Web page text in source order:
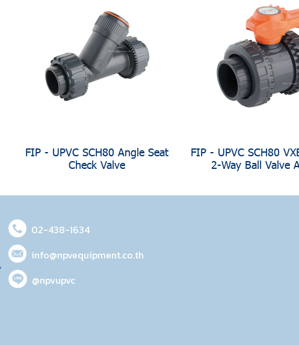
FIP - UPVC SCH80 Angle Seat
Check Valve
FIP - UPVC SCH80
2-Way Ball Valve
02-438-1634
info@npvequipment.co.th
@npvupvc